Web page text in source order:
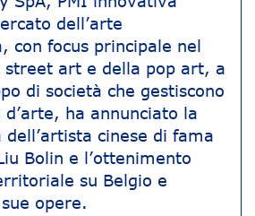
dell’arte
con focus principale nel
street art e della pop art, a
di società che gestiscono
ha annunciato la
dell’artista cinese di fama
Bolin e l’ottenimento
su Belgio e
opere.